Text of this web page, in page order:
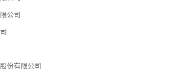
公司
份有限公司